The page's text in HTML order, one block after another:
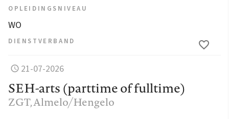
OPLEIDINGSNIVEAU
WO
DIENSTVERBAND
21-07-2026
SEH-arts (parttime of fulltime)
ZGT, Almelo/Hengelo